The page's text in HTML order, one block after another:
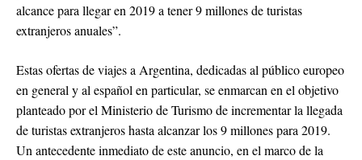
alcance para llegar en 2019 a tener 9 millones de turistas
extranjeros anuales”.
Estas ofertas de viajes a Argentina, dedicadas al público europeo
en general y al español en particular, se enmarcan en el objetivo
planteado por el Ministerio de Turismo de incrementar la llegada
de turistas extranjeros hasta alcanzar los 9 millones para 2019.
Un antecedente inmediato de este anuncio, en el marco de la